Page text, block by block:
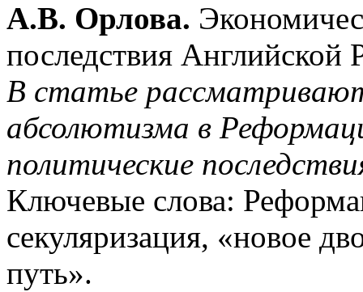
А.В. Орлова.
последствия Английской
В статье
абсолютизма в
политические
Ключевые слова:
секуляризация, «новое
путь».